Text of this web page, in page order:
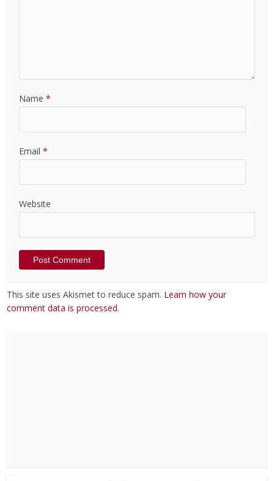
Name *
Email *
Website
This site uses Akismet to reduce spam. Learn how your
comment data is processed.